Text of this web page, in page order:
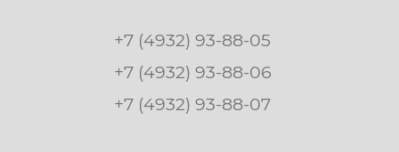
+7 (4932) 93-88-05
+7 (4932) 93-88-06
+7 (4932) 93-88-07